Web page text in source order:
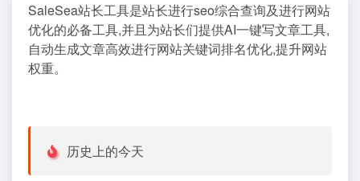
SaleSea站长工具是站长进行seo综合查询及进行网站
优化的必备工具,并且为站长们提供AI一键写文章工具,
自动生成文章高效进行网站关键词排名优化,提升网站
权重。
历史上的今天